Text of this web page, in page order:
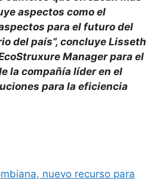
aspectos como el
para el futuro del
del país”, concluye Lisseth
Manager para el
la compañía líder en el
para la eficiencia
nuevo recurso para